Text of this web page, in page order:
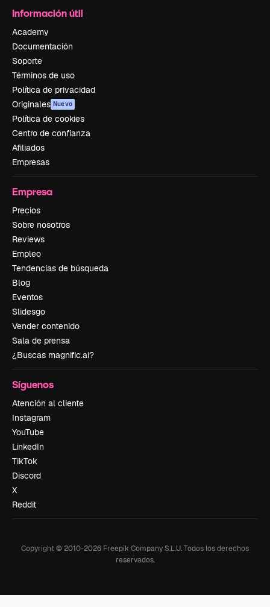
Información útil
Academy
Documentación
Soporte
Términos de uso
Política de privacidad
Originales Nuevo
Política de cookies
Centro de confianza
Afiliados
Empresas
Empresa
Precios
Sobre nosotros
Reviews
Empleo
Tendencias de búsqueda
Blog
Eventos
Slidesgo
Vender contenido
Sala de prensa
¿Buscas magnific.ai?
Síguenos
Atención al cliente
Instagram
YouTube
LinkedIn
TikTok
Discord
X
Reddit
Copyright © 2010-2026 Freepik Company S.L.U.Todos los derechos
reservados.